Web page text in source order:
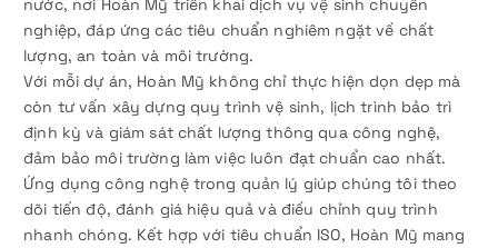
nghiệp, đáp ứng các tiêu chuẩn nghiêm ngặt về chất
lượng, an toàn và môi trường.
Với mỗi dự án, Hoàn Mỹ không chỉ thực hiện dọn dẹp mà
còn tư vấn xây dựng quy trình vệ sinh, lịch trình bảo trì
định kỳ và giám sát chất lượng thông qua công nghệ,
đảm bảo môi trường làm việc luôn đạt chuẩn cao nhất.
Ứng dụng công nghệ trong quản lý giúp chúng tôi theo
dõi tiến độ, đánh giá hiệu quả và điều chỉnh quy trình
nhanh chóng. Kết hợp với tiêu chuẩn ISO, Hoàn Mỹ mang